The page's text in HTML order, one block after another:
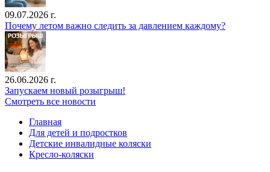
09.07.2026 г.
Почему летом важно следить за давлением каждому?
26.06.2026 г.
Запускаем новый розыгрыш!
Смотреть все новости
Главная
Для детей и подростков
Детские инвалидные коляски
Кресло-коляски